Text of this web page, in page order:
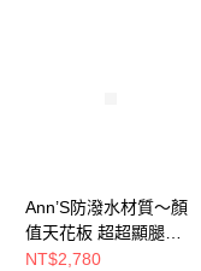
Ann’S防潑水材質～顏
值天花板 超超顯腿長
綁帶毛線厚底短靴
NT$2,780